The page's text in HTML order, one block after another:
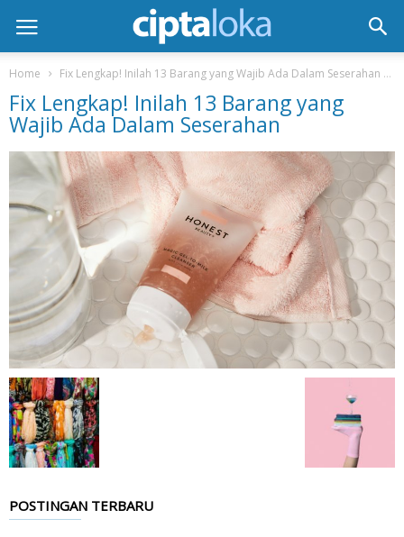
Home Fix Lengkap! Inilah 13 Barang yang Wajib Ada Dalam Seserahan
Fix Lengkap! Inilah 13 Barang yang
Wajib Ada Dalam Seserahan
POSTINGAN TERBARU